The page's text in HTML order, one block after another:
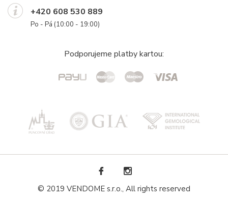
+420 608 530 889
Po - Pá (10:00 - 19:00)
Podporujeme platby kartou:
© 2019 VENDOME s.r.o., All rights reserved